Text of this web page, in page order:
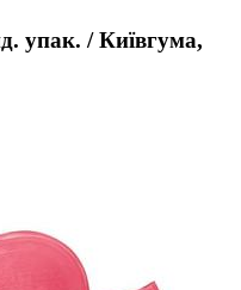
упак. / Київгума,